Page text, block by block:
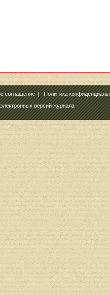
соглашение|Политика
версий журнала